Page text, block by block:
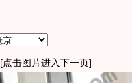
[点击图片进入下一页]